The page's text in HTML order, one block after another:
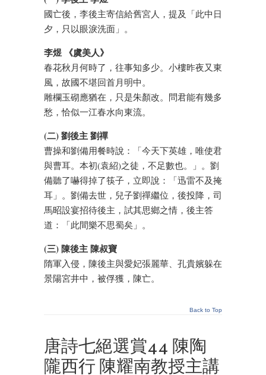
國亡後，李後主寄信給舊宮人，提及「此中日
夕，只以眼淚洗面」。
李煜 《虞美人》
春花秋月何時了，往事知多少。小樓昨夜又東
風，故國不堪回首月明中。
雕欄玉砌應猶在，只是朱顏改。問君能有幾多
愁，恰似一江春水向東流。
(二) 劉後主 劉禪
曹操和劉備用餐時說：「今天下英雄，唯使君
與曹耳。本初(袁紹)之徒，不足數也。」。劉
備聽了嚇得掉了筷子，立即說：「迅雷不及掩
耳」。劉備去世，兒子劉禪繼位，後投降，司
馬昭設宴招待後主，試其思鄉之情，後主答
道：「此間樂不思蜀矣」。
(三) 陳後主 陳叔寶
隋軍入侵，陳後主與愛妃張麗華、孔貴嬪躲在
景陽宮井中，被俘獲，陳亡。
Back to Top
唐詩七絕選賞44 陳陶
隴西行 陳耀南教授主講